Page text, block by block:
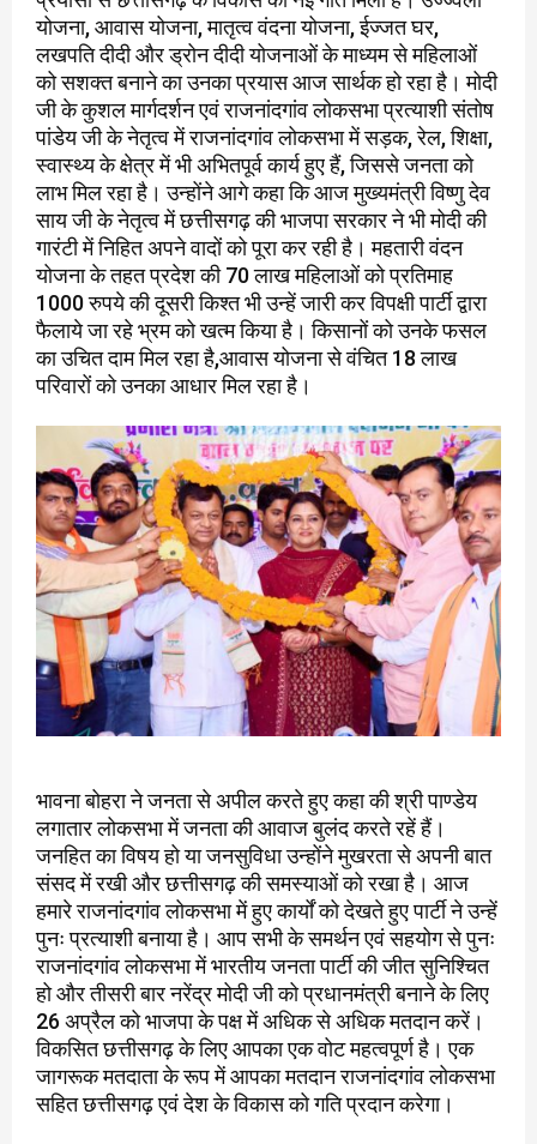
योजना, आवास योजना, मातृत्व वंदना योजना, ईज्जत घर,
लखपति दीदी और ड्रोन दीदी योजनाओं के माध्यम से महिलाओं
को सशक्त बनाने का उनका प्रयास आज सार्थक हो रहा है। मोदी
जी के कुशल मार्गदर्शन एवं राजनांदगांव लोकसभा प्रत्याशी संतोष
पांडेय जी के नेतृत्व में राजनांदगांव लोकसभा में सड़क, रेल, शिक्षा,
स्वास्थ्य के क्षेत्र में भी अभितपूर्व कार्य हुए हैं, जिससे जनता को
लाभ मिल रहा है। उन्होंने आगे कहा कि आज मुख्यमंत्री विष्णु देव
साय जी के नेतृत्व में छत्तीसगढ़ की भाजपा सरकार ने भी मोदी की
गारंटी में निहित अपने वादों को पूरा कर रही है। महतारी वंदन
योजना के तहत प्रदेश की 70 लाख महिलाओं को प्रतिमाह
1000 रुपये की दूसरी किश्त भी उन्हें जारी कर विपक्षी पार्टी द्वारा
फैलाये जा रहे भ्रम को खत्म किया है। किसानों को उनके फसल
का उचित दाम मिल रहा है,आवास योजना से वंचित 18 लाख
परिवारों को उनका आधार मिल रहा है।
भावना बोहरा ने जनता से अपील करते हुए कहा की श्री पाण्डेय
लगातार लोकसभा में जनता की आवाज बुलंद करते रहें हैं।
जनहित का विषय हो या जनसुविधा उन्होंने मुखरता से अपनी बात
संसद में रखी और छत्तीसगढ़ की समस्याओं को रखा है। आज
हमारे राजनांदगांव लोकसभा में हुए कार्यों को देखते हुए पार्टी ने उन्हें
पुनः प्रत्याशी बनाया है। आप सभी के समर्थन एवं सहयोग से पुनः
राजनांदगांव लोकसभा में भारतीय जनता पार्टी की जीत सुनिश्चित
हो और तीसरी बार नरेंद्र मोदी जी को प्रधानमंत्री बनाने के लिए
26 अप्रैल को भाजपा के पक्ष में अधिक से अधिक मतदान करें।
विकसित छत्तीसगढ़ के लिए आपका एक वोट महत्वपूर्ण है। एक
जागरूक मतदाता के रूप में आपका मतदान राजनांदगांव लोकसभा
सहित छत्तीसगढ़ एवं देश के विकास को गति प्रदान करेगा।